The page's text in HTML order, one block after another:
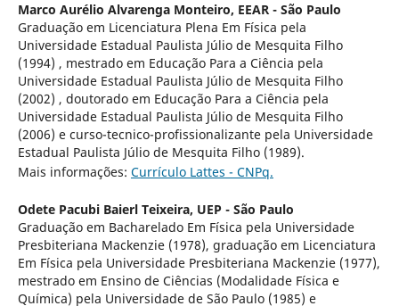
Marco Aurélio Alvarenga Monteiro, EEAR - São Paulo
Graduação em Licenciatura Plena Em Física pela
Universidade Estadual Paulista Júlio de Mesquita Filho
(1994) , mestrado em Educação Para a Ciência pela
Universidade Estadual Paulista Júlio de Mesquita Filho
(2002) , doutorado em Educação Para a Ciência pela
Universidade Estadual Paulista Júlio de Mesquita Filho
(2006) e curso-tecnico-profissionalizante pela Universidade
Estadual Paulista Júlio de Mesquita Filho (1989).
Mais informações: Currículo Lattes - CNPq.
Odete Pacubi Baierl Teixeira, UEP - São Paulo
Graduação em Bacharelado Em Física pela Universidade
Presbiteriana Mackenzie (1978), graduação em Licenciatura
Em Física pela Universidade Presbiteriana Mackenzie (1977),
mestrado em Ensino de Ciências (Modalidade Física e
Química) pela Universidade de São Paulo (1985) e